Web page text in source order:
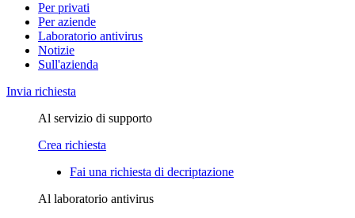
Per privati
Per aziende
Laboratorio antivirus
Notizie
Sull'azienda
Invia richiesta
Al servizio di supporto
Crea richiesta
Fai una richiesta di decriptazione
Al laboratorio antivirus